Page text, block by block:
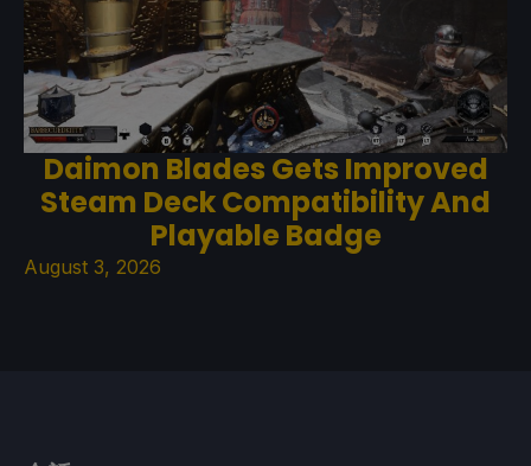
Daimon Blades Gets Improved
Steam Deck Compatibility And
Playable Badge
August 3, 2026